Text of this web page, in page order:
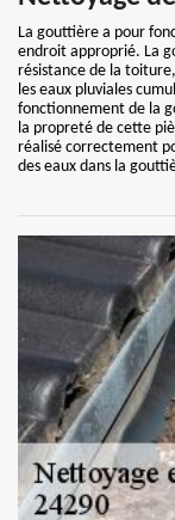
La gouttière a pour
endroit approprié. La
résistance de la
les eaux pluviales
fonctionnement de la
la propreté de cette
réalisé correctement
des eaux dans la